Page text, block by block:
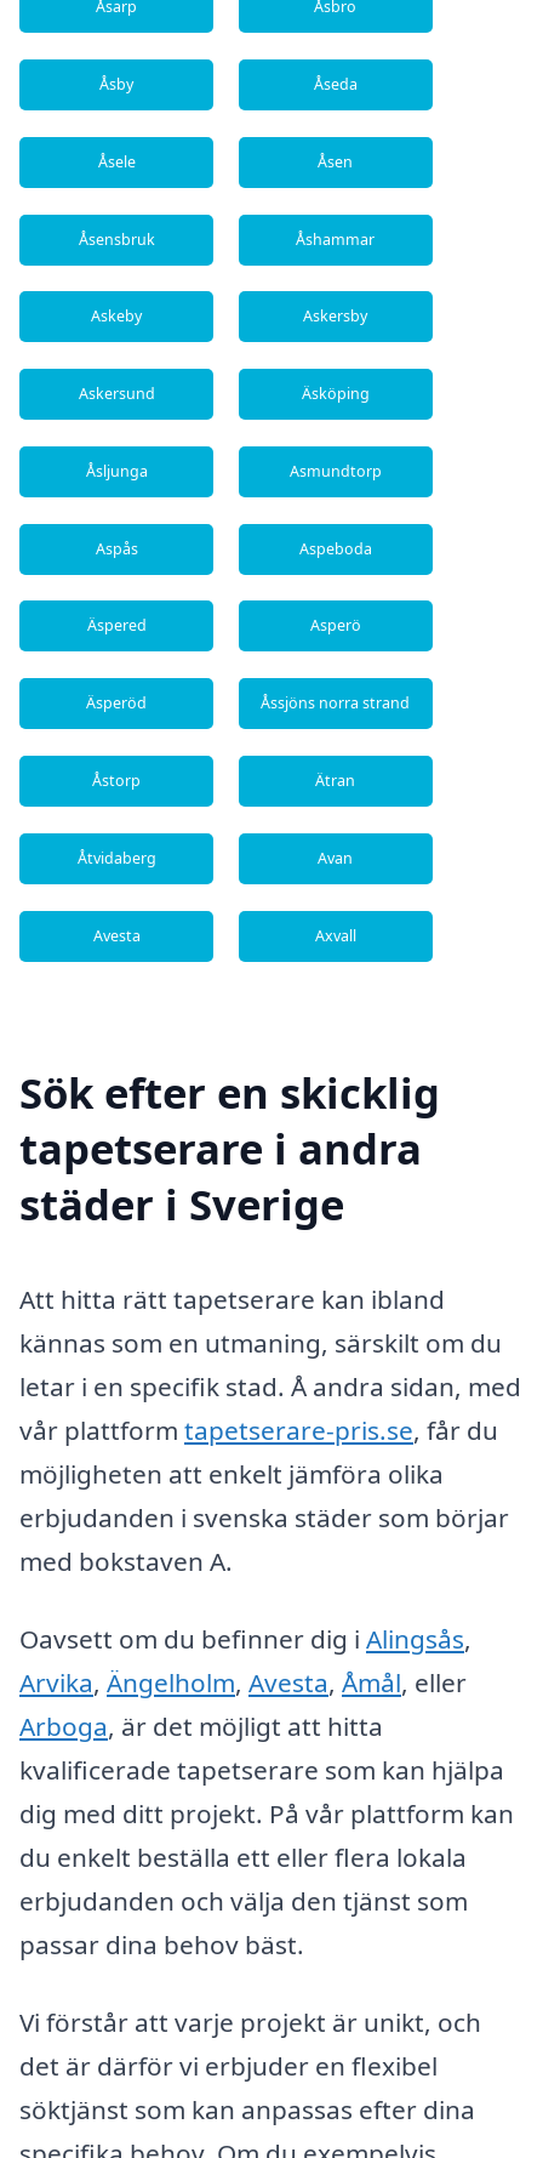
Åsarp Åsbro
Åsby Åseda
Åsele Åsen
Åsensbruk Åshammar
Askeby Askersby
Askersund Äsköping
Åsljunga Asmundtorp
Aspås Aspeboda
Äspered Asperö
Äsperöd Åssjöns norra strand
Åstorp Ätran
Åtvidaberg Avan
Avesta Axvall
Sök efter en skicklig
tapetserare i andra
städer i Sverige
Att hitta rätt tapetserare kan ibland
kännas som en utmaning, särskilt om du
letar i en specifik stad. Å andra sidan, med
vår plattform tapetserare-pris.se, får du
möjligheten att enkelt jämföra olika
erbjudanden i svenska städer som börjar
med bokstaven A.
Oavsett om du befinner dig i Alingsås,
Arvika, Ängelholm, Avesta, Åmål, eller
Arboga, är det möjligt att hitta
kvalificerade tapetserare som kan hjälpa
dig med ditt projekt. På vår plattform kan
du enkelt beställa ett eller flera lokala
erbjudanden och välja den tjänst som
passar dina behov bäst.
Vi förstår att varje projekt är unikt, och
det är därför vi erbjuder en flexibel
söktjänst som kan anpassas efter dina